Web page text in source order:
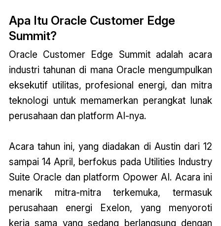
Apa Itu Oracle Customer Edge
Summit?
Oracle Customer Edge Summit adalah acara
industri tahunan di mana Oracle mengumpulkan
eksekutif utilitas, profesional energi, dan mitra
teknologi untuk memamerkan perangkat lunak
perusahaan dan platform AI-nya.
Acara tahun ini, yang diadakan di Austin dari 12
sampai 14 April, berfokus pada Utilities Industry
Suite Oracle dan platform Opower AI. Acara ini
menarik mitra-mitra terkemuka, termasuk
perusahaan energi Exelon, yang menyoroti
kerja sama yang sedang berlangsung dengan